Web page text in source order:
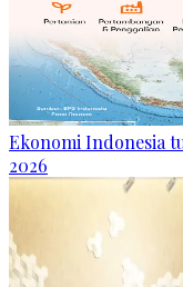
Ekonomi Indonesia
2026